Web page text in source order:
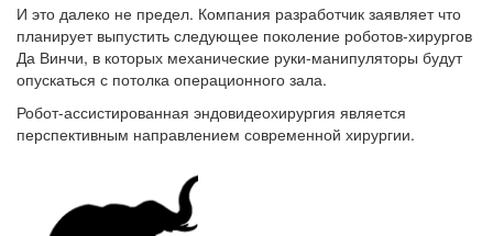
И это далеко не предел. Компания разработчик заявляет что
планирует выпустить следующее поколение роботов-хирургов
Да Винчи, в которых механические руки-манипуляторы будут
опускаться с потолка операционного зала.
Робот-ассистированная эндовидеохирургия является
перспективным направлением современной хирургии.